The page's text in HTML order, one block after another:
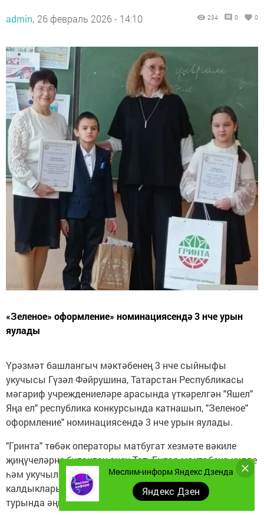
admin, 26 февраль 2026 - 14:10 234 0 0
«Зеленое» оформление» номинациясендә 3 нче урын
яулады
Үрәзмәт башлангыч мәктәбенең 3 нче сыйныфы
укучысы Гүзәл Фәйрушина, Татарстан Республикасы
мәгариф учреждениеләре арасында үткәрелгән "Яшел"
Яңа ел" республика конкурсында катнашып, "Зеленое"
оформление" номинациясендә 3 нче урын яулады.
"Гринта" төбәк операторы матбугат хезмәте вәкиле
җиңүчеләрне бүләкләү өчен Тат. Бүләр мәктәбенә килде
һәм укучылар белән очрашып, каты көнкүреш
калдыклары, аларны икенчел куллану һәм эшкәртү
турында әңгәмә уздырды.
Мөслим-информ Яндекс Дзенда
Яндекс Дзен